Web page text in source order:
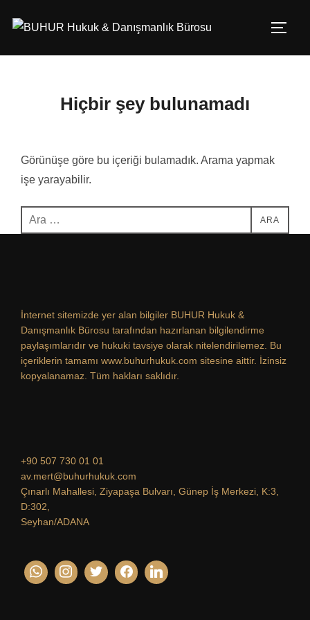
geç
Hiçbir şey bulunamadı
Görünüşe göre bu içeriği bulamadık. Arama yapmak
işe yarayabilir.
Aranacak
içerik:
ARA
İnternet sitemizde yer alan bilgiler BUHUR Hukuk &
Danışmanlık Bürosu tarafından hazırlanan bilgilendirme
paylaşımlarıdır ve hukuki tavsiye olarak nitelendirilemez. Bu
içeriklerin tamamı www.buhurhukuk.com sitesine aittir. İzinsiz
kopyalanamaz. Tüm hakları saklıdır.
+90 507 730 01 01
av.mert@buhurhukuk.com
Çınarlı Mahallesi, Ziyapaşa Bulvarı, Günep İş Merkezi, K:3,
D:302,
Seyhan/ADANA